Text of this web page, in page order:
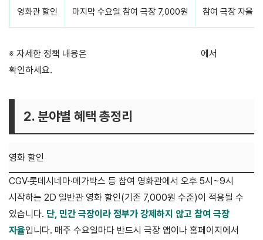
영화관 할인 마지막 수요일 참여 극장 7,000원 참여 극장 자율 (
※ 자세한 정책 내용은
에서
확인하세요.
2. 분야별 혜택 총정리
영화 할인
CGV·롯데시네마·메가박스 등 참여 영화관에서 오후 5시~9시
시작하는 2D 일반관 영화 할인(기존 7,000원 수준)이 적용될 수
있습니다. 단, 민간 극장이라 정부가 강제하지 않고 참여 극장
자율입니다. 매주 수요일마다 반드시 극장 앱이나 홈페이지에서